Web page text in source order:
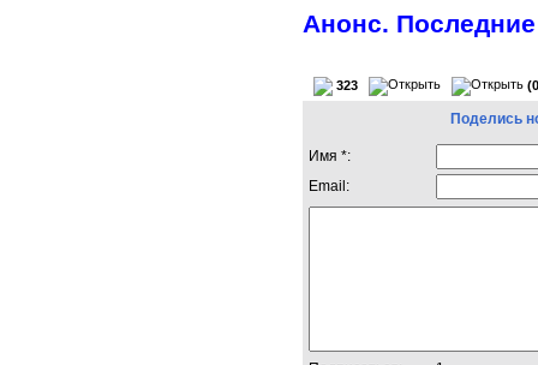
Анонс.
323
Поделись
Имя *:
Email: